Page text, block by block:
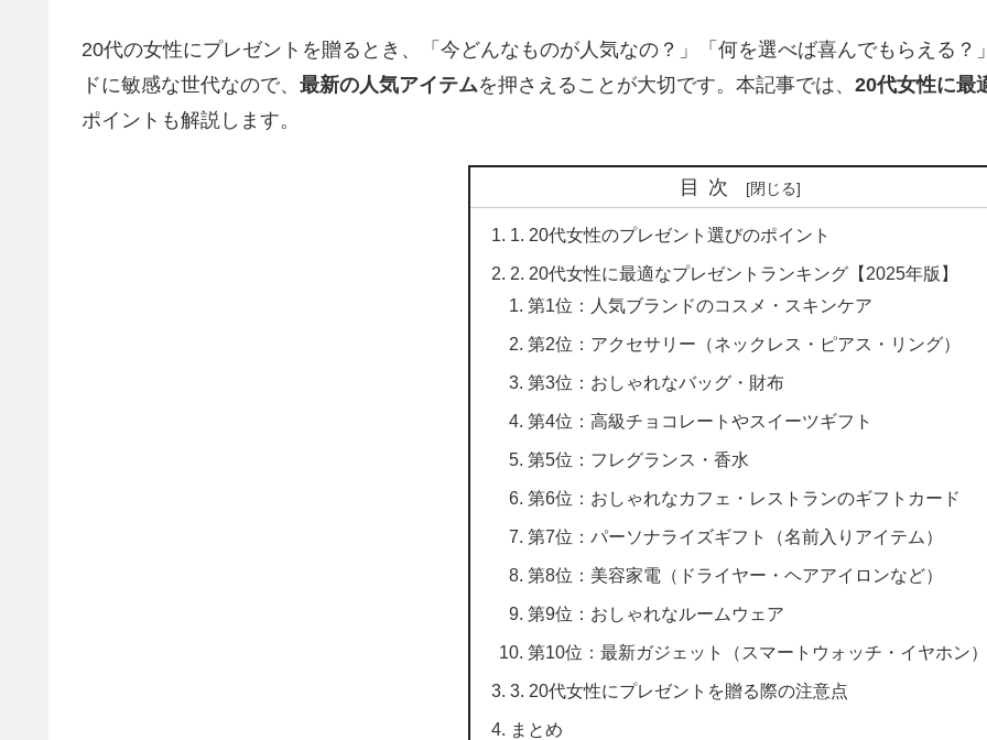
20代の女性にプレゼントを贈るとき、「今どんなものが人気なの？」「何を選べば喜んでもらえる
ドに敏感な世代なので、 最新の人気アイテムを押さえることが大切です。本記事では、 20代女性に最
ポイントも解説します。
目次
1. 20代女性のプレゼント選びのポイント
2. 20代女性に最適なプレゼントランキング【2025年版】
第1位：人気ブランドのコスメ・スキンケア
第2位：アクセサリー（ネックレス・ピアス・リング）
第3位：おしゃれなバッグ・財布
第4位：高級チョコレートやスイーツギフト
第5位：フレグランス・香水
第6位：おしゃれなカフェ・レストランのギフトカード
第7位：パーソナライズギフト（名前入りアイテム）
第8位：美容家電（ドライヤー・ヘアアイロンなど）
第9位：おしゃれなルームウェア
第10位：最新ガジェット（スマートウォッチ・イヤホン）
3. 20代女性にプレゼントを贈る際の注意点
まとめ